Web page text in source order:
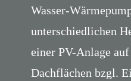
Wasser-
unterschiedlichen
einer PV-Anlage
Dachflächen bzgl.